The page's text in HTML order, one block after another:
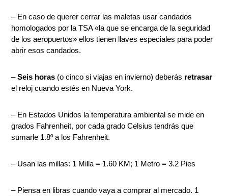
– En caso de querer cerrar las maletas usar candados
homologados por la TSA «la que se encarga de la seguridad
de los aeropuertos» ellos tienen llaves especiales para poder
abrir esos candados.
–Seis horas (o cinco si viajas en invierno) deberás retrasar
el reloj cuando estés en Nueva York.
– En Estados Unidos la temperatura ambiental se mide en
grados Fahrenheit, por cada grado Celsius tendrás que
sumarle 1.8º a los Fahrenheit.
– Usan las millas: 1 Milla = 1.60 KM; 1 Metro = 3.2 Pies
– Piensa en libras cuando vaya a comprar al mercado. 1